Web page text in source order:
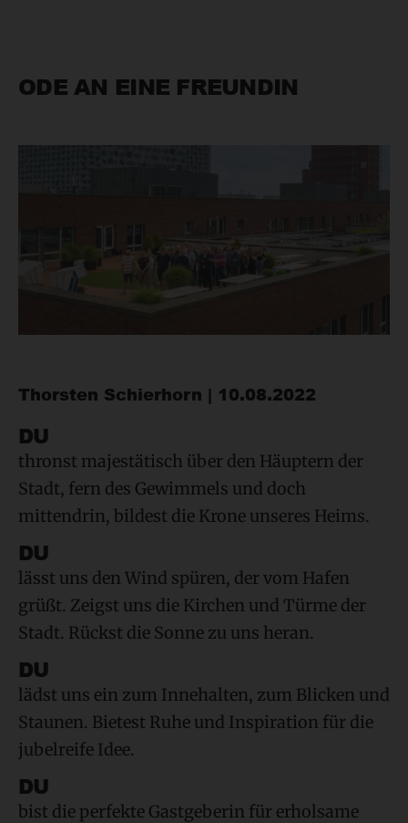
ODE AN EINE FREUNDIN
Thorsten Schierhorn | 10.08.2022
DU
thronst majestätisch über den Häuptern der
Stadt, fern des Gewimmels und doch
mittendrin, bildest die Krone unseres Heims.
DU
lässt uns den Wind spüren, der vom Hafen
grüßt. Zeigst uns die Kirchen und Türme der
Stadt. Rückst die Sonne zu uns heran.
DU
lädst uns ein zum Innehalten, zum Blicken und
Staunen. Bietest Ruhe und Inspiration für die
jubelreife Idee.
DU
bist die perfekte Gastgeberin für erholsame